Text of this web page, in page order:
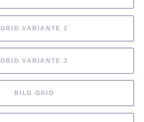
GRID VARIANTE 2
GRID VARIANTE 3
BILD GRID